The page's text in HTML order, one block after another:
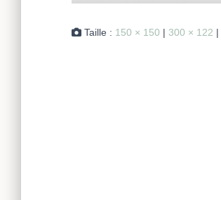
Taille : 150 × 150 | 300 × 122 |